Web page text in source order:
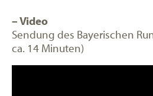
– Video
Sendung des Bayerischen
ca. 14 Minuten)